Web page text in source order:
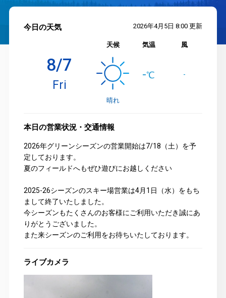
2026年4月5日 8:00 更新
今日の天気
8/7
Fri
天候
晴れ
気温
-℃
風
-
本日の営業状況・交通情報
2026年グリーンシーズンの営業開始は7/18（土）を予
定しております。
夏のフィールドへもぜひ遊びにお越しください
2025-26シーズンのスキー場営業は4月1日（水）をもち
まして終了いたしました。
今シーズンもたくさんのお客様にご利用いただき誠にあ
りがとうございました。
また来シーズンのご利用をお待ちいたしております。
ライブカメラ